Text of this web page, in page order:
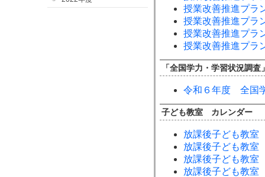
授業改善推進プ
授業改善推進プ
授業改善推進プ
授業改善推進プ
「全国学力・学習状況調査
令和６年度 全国
子ども教室 カレンダー
放課後子ども教
放課後子ども教
放課後子ども教
放課後子ども教